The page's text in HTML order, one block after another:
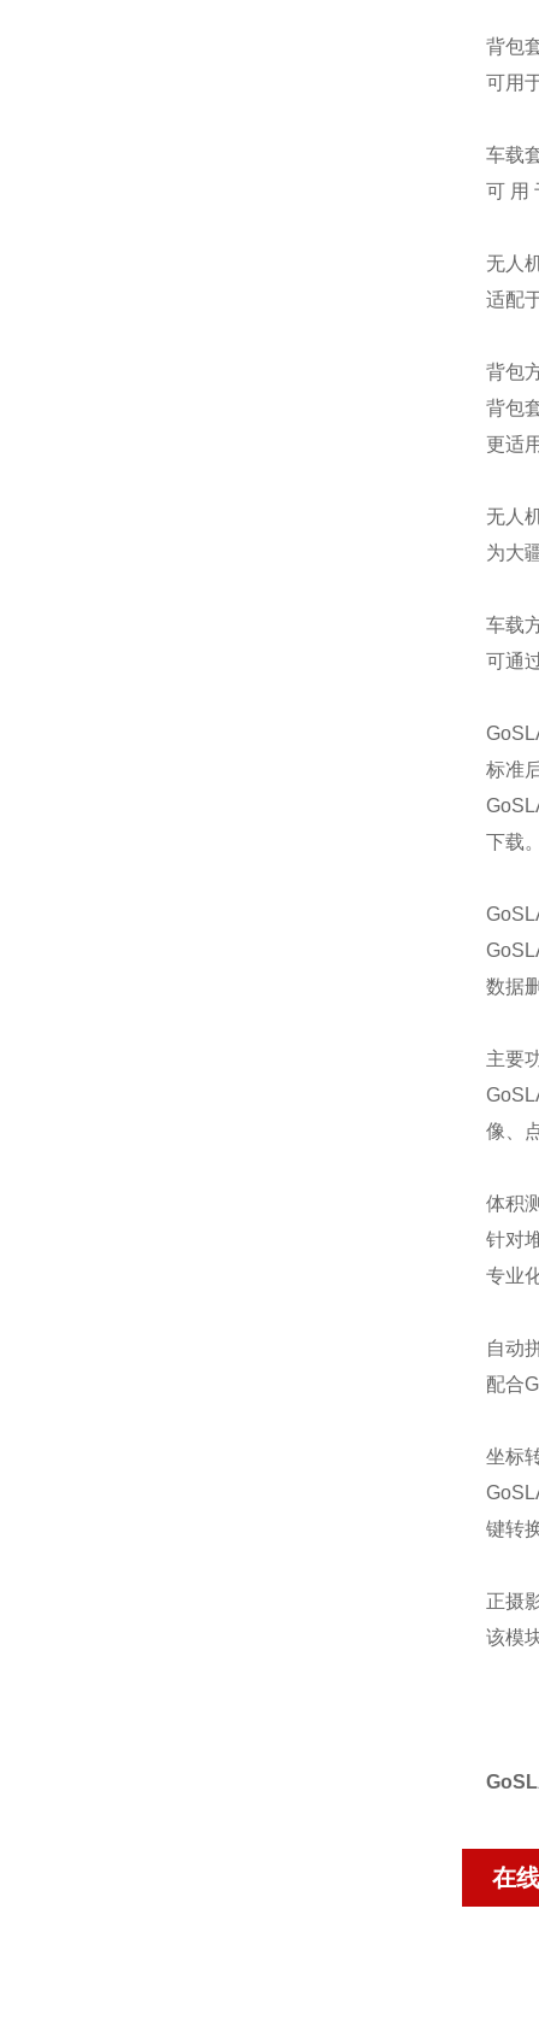
背包
可用
车载
可 用
无人
适配
背包
背包
更适
无人
为大
车载
可通
标准
下载
数据
主要
像、
体积
针对
专业
自动
配合
坐标
键转
正摄
该模
在